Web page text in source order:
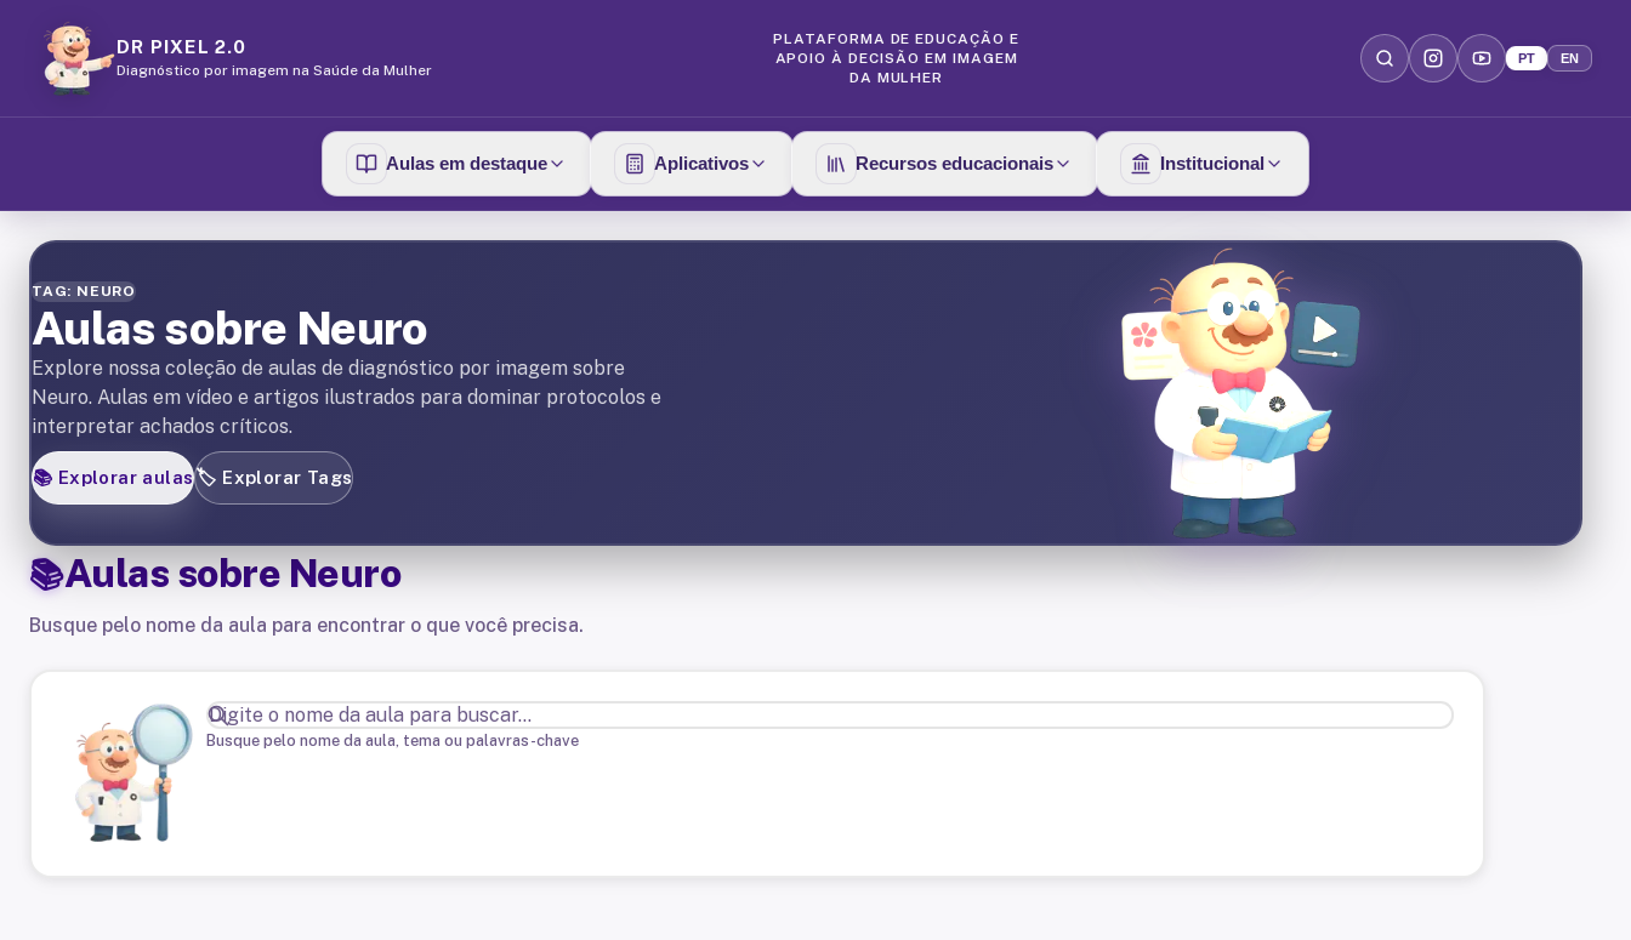
DR PIXEL 2.0
Diagnóstico por imagem na Saúde da Mulher
PLATAFORMA DE EDUCAÇÃO E
APOIO À DECISÃO EM IMAGEM
DA MULHER
PT EN
Aulas em destaque Aplicativos Recursos educacionais Institucional
TAG: NEURO
Aulas sobre Neuro
Explore nossa coleção de aulas de diagnóstico por imagem sobre
Neuro. Aulas em vídeo e artigos ilustrados para dominar protocolos e
interpretar achados críticos.
📚 Explorar aulas🏷️ Explorar Tags
Aulas sobreNeuro
Busque pelo nome da aula para encontrar o que você precisa.
Busque pelo nome da aula, tema ou palavras-chave